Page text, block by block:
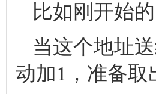
比如刚开始
当这个地址
动加1，准备取